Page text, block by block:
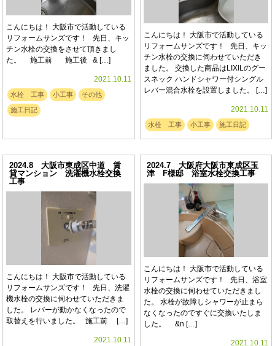
こんにちは！ 大阪市で活動している
リフォームサンズです！ 先日、キッ
チン水栓の交換をさせて頂きまし
た。 施工前 施工後 & […]
2021.10.11
水栓 工事 小工事 その他
施工日記
こんにちは！ 大阪市で活動している
リフォームサンズです！ 先日、キッ
チン水栓の交換に伺わせていただき
ました。 交換した商品はLIXILのグー
スネック ハンドシャワー付シングル
レバー混合水栓を設置しました。 […]
2021.10.11
水栓 工事 小工事 施工日記
2024.8 大阪市東成区中道 賃
貸マンション 洗濯機水栓交換
工事
こんにちは！ 大阪市で活動している
リフォームサンズです！ 先日、洗濯
機水栓の交換に伺わせていただきま
した。 レバーが動かなくなったので
取替えを行いました。 施工前 […]
2021.10.11
2024.7 大阪府大阪市東成区玉
津 F様邸 浴室水栓交換工事
こんにちは！ 大阪市で活動している
リフォームサンズです！ 先日、浴室
水栓の交換に伺わせていただきまし
た。 水栓が故障しシャワーが止まら
なくなったのですぐに交換いたしま
した。 &n […]
2021.10.11